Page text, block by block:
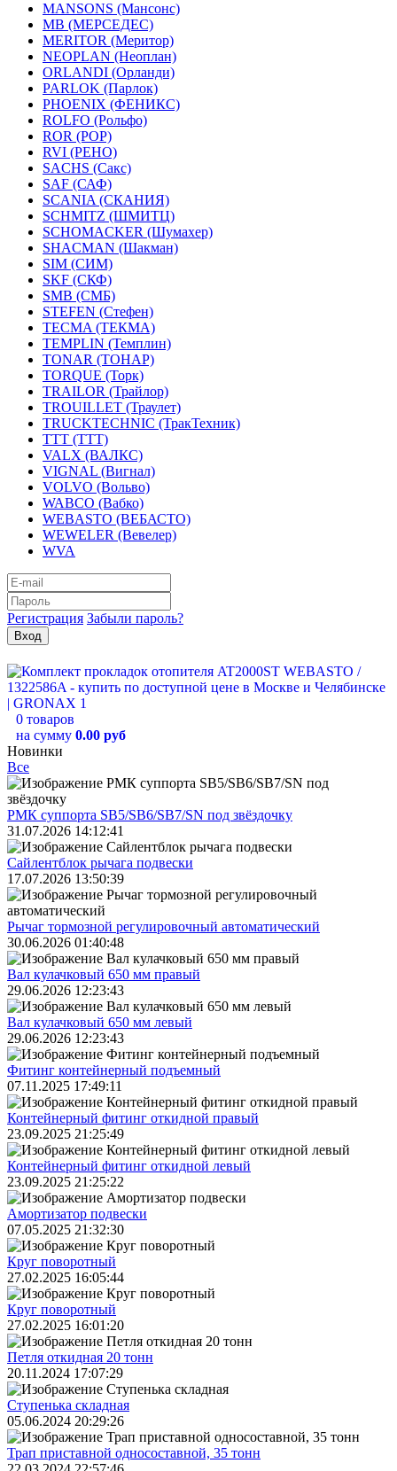
MANSONS (Мансонс)
MB (МЕРСЕДЕС)
MERITOR (Меритор)
NEOPLAN (Неоплан)
ORLANDI (Орланди)
PARLOK (Парлок)
PHOENIX (ФЕНИКС)
ROLFO (Рольфо)
ROR (РОР)
RVI (РЕНО)
SACHS (Сакс)
SAF (САФ)
SCANIA (СКАНИЯ)
SCHMITZ (ШМИТЦ)
SCHOMACKER (Шумахер)
SHACMAN (Шакман)
SIM (СИМ)
SKF (СКФ)
SMB (СМБ)
STEFEN (Стефен)
TECMA (ТЕКМА)
TEMPLIN (Темплин)
TONAR (ТОНАР)
TORQUE (Торк)
TRAILOR (Трайлор)
TROUILLET (Траулет)
TRUCKTECHNIC (ТракТехник)
TTT (ТТТ)
VALX (ВАЛКС)
VIGNAL (Вигнал)
VOLVO (Вольво)
WABCO (Вабко)
WEBASTO (ВЕБАСТО)
WEWELER (Вевелер)
WVA
Регистрация Забыли пароль?
0 товаров
на сумму 0.00 руб
Новинки
Все
РМК суппорта SB5/SB6/SB7/SN под звёздочку
31.07.2026 14:12:41
Сайлентблок рычага подвески
17.07.2026 13:50:39
Рычаг тормозной регулировочный автоматический
30.06.2026 01:40:48
Вал кулачковый 650 мм правый
29.06.2026 12:23:43
Вал кулачковый 650 мм левый
29.06.2026 12:23:43
Фитинг контейнерный подъемный
07.11.2025 17:49:11
Контейнерный фитинг откидной правый
23.09.2025 21:25:49
Контейнерный фитинг откидной левый
23.09.2025 21:25:22
Амортизатор подвески
07.05.2025 21:32:30
Круг поворотный
27.02.2025 16:05:44
Круг поворотный
27.02.2025 16:01:20
Петля откидная 20 тонн
20.11.2024 17:07:29
Ступенька складная
05.06.2024 20:29:26
Трап приставной односоставной, 35 тонн